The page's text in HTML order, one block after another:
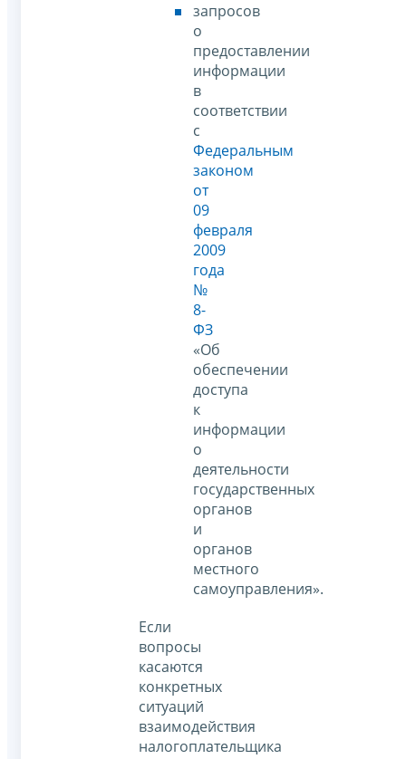
запросов
о
предоставлении
информации
в
соответствии
с
Федеральным
законом
от
09
февраля
2009
года
№
8-
ФЗ
«Об
обеспечении
доступа
к
информации
о
деятельности
государственных
органов
и
органов
местного
самоуправления».
Если
вопросы
касаются
конкретных
ситуаций
взаимодействия
налогоплательщика